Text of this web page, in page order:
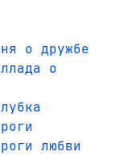
о дружбе
о
любви